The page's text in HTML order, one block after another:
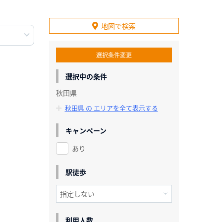
地図で検索
選択条件変更
選択中の条件
秋田県
秋田県 の エリアを全て表示する
キャンペーン
あり
駅徒歩
利用人数